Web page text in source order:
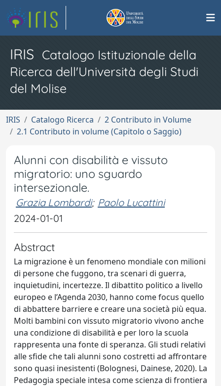
IRIS Catalogo Istituzionale della
Ricerca dell'Università degli Studi
del Molise
IRIS Catalogo Ricerca
2 Contributo in Volume
2.1 Contributo in volume (Capitolo o Saggio)
Alunni con disabilità e vissuto
migratorio: uno sguardo
intersezionale.
Grazia Lombardi; Paolo Lucattini
2024-01-01
Abstract
La migrazione è un fenomeno mondiale con milioni
di persone che fuggono, tra scenari di guerra,
inquietudini, incertezze. Il dibattito politico a livello
europeo e l’Agenda 2030, hanno come focus quello
di abbattere barriere e creare una società più equa.
Molti bambini con vissuto migratorio vivono anche
una condizione di disabilità e per loro la scuola
rappresenta una fonte di speranza. Gli studi relativi
alle sfide che tali alunni sono costretti ad affrontare
sono quasi inesistenti (Bolognesi, Dainese, 2020). La
Pedagogia speciale intesa come scienza di frontiera